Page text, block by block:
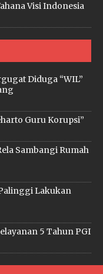
Visi Indonesia
Diduga “WIL”
Guru Korupsi”
Sambangi Rumah
Lakukan
5 Tahun PGI